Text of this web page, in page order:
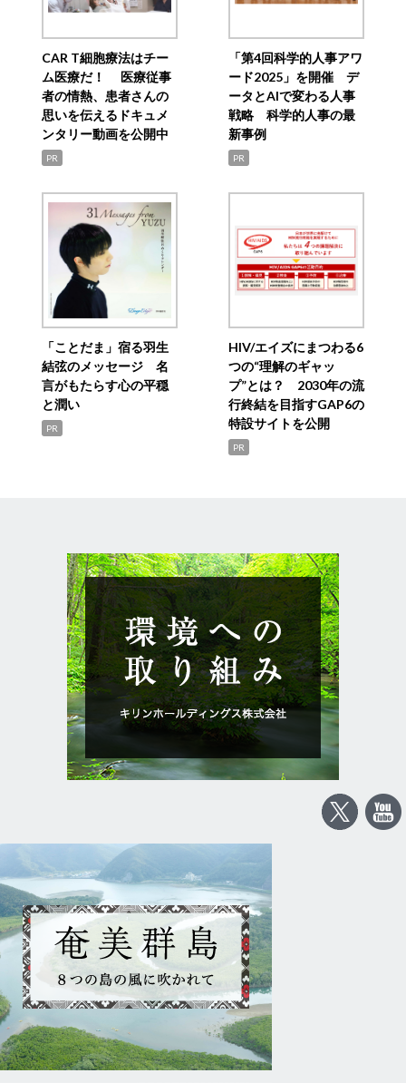
CAR T細胞療法はチー
ム医療だ！ 医療従事
者の情熱、患者さんの
思いを伝えるドキュメ
ンタリー動画を公開中
PR
「第4回科学的人事アワ
ード2025」を開催 デ
ータとAIで変わる人事
戦略 科学的人事の最
新事例
PR
「ことだま」宿る羽生
結弦のメッセージ 名
言がもたらす心の平穏
と潤い
PR
HIV/エイズにまつわる6
つの“理解のギャッ
プ”とは？ 2030年の流
行終結を目指すGAP6の
特設サイトを公開
PR